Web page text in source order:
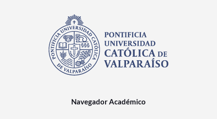
Navegador Académico